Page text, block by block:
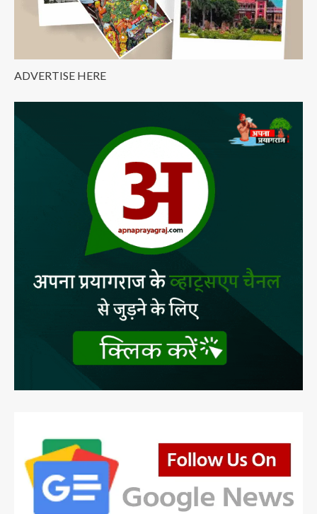
ADVERTISE HERE